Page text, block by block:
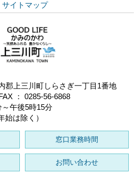
サイトマップ
郡上三川町しらさぎ一丁目1番地
： 0285-56-6868
午後5時15分
始は除く）
窓口業務時間
お問い合わせ